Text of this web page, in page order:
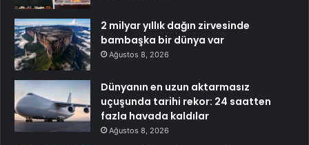
2 milyar yıllık dağın zirvesinde
bambaşka bir dünya var
Ağustos 8, 2026
Dünyanın en uzun aktarmasız
uçuşunda tarihi rekor: 24 saatten
fazla havada kaldılar
Ağustos 8, 2026